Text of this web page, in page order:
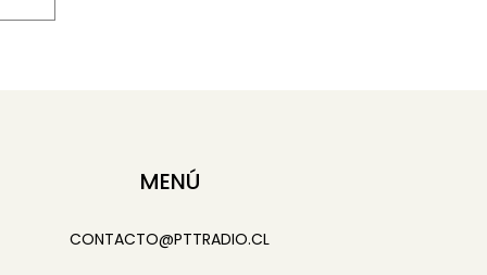
MENÚ
CONTACTO@PTTRADIO.CL